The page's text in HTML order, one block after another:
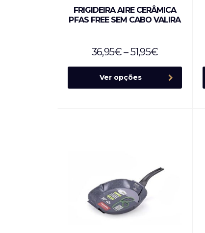
FRIGIDEIRA AIRE CERÂMICA
PFAS FREE SEM CABO VALIRA
36,95€–51,95€
Ver opções